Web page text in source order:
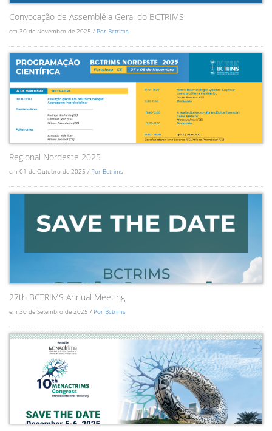
Convocação de Assembléia Geral do BCTRIMS
em 30 de Novembro de 2025 / Por Bctrims
Regional Nordeste 2025
em 01 de Outubro de 2025 / Por Bctrims
27th BCTRIMS Annual Meeting
em 30 de Setembro de 2025 / Por Bctrims